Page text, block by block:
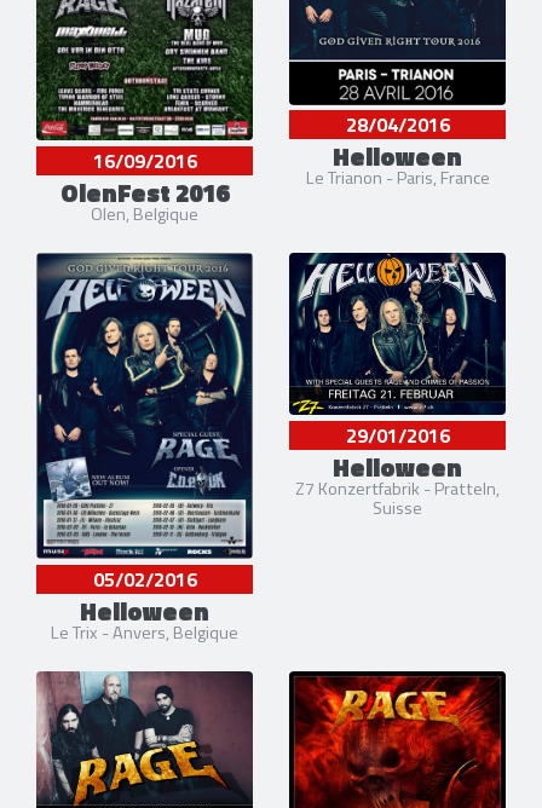
16/09/2016
OlenFest 2016
Olen, Belgique
28/04/2016
Helloween
Le Trianon - Paris, France
05/02/2016
Helloween
Le Trix - Anvers, Belgique
29/01/2016
Helloween
Z7 Konzertfabrik - Pratteln,
Suisse